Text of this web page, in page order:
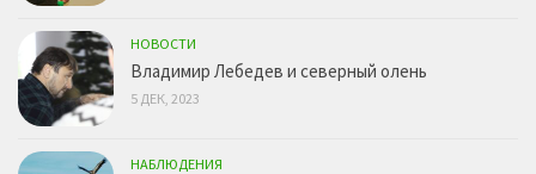
НОВОСТИ
Владимир Лебедев и северный олень
5 ДЕК, 2023
НАБЛЮДЕНИЯ